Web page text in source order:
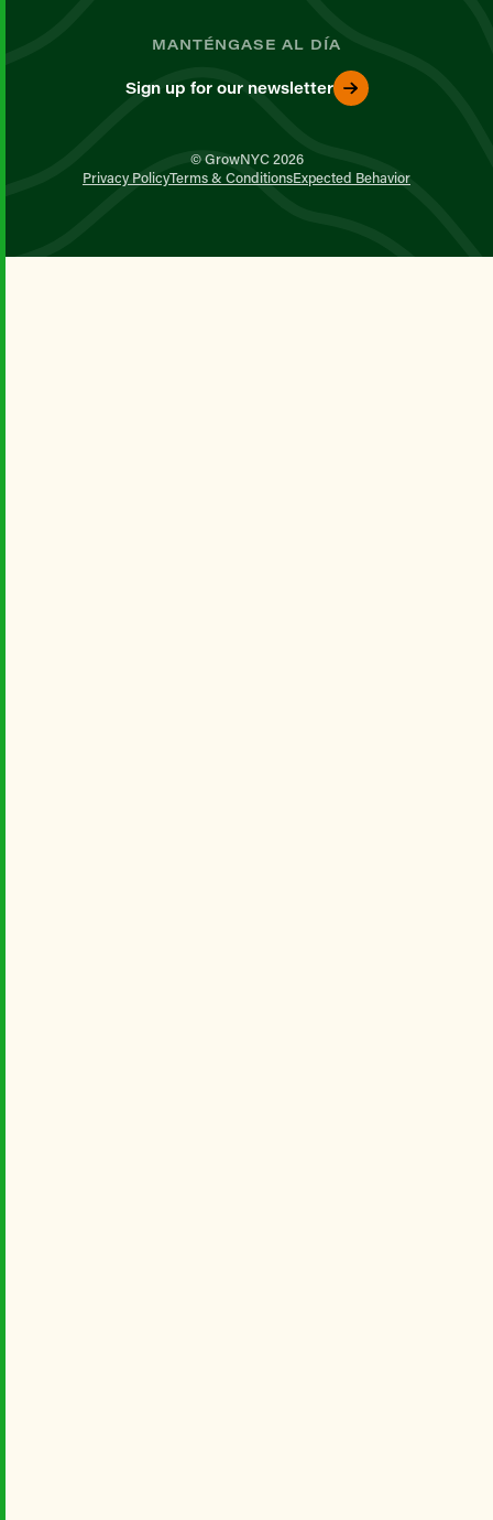
MANTÉNGASE AL DÍA
Sign up for our newsletter
© GrowNYC 2026
Privacy PolicyTerms & ConditionsExpected Behavior